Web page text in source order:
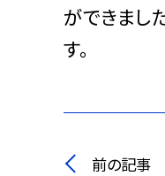
ができまし
す。
前の記事